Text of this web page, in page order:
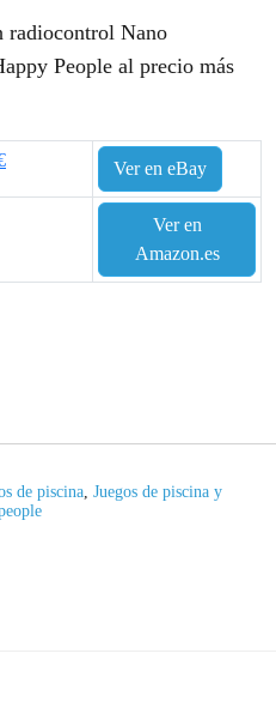
radiocontrol Nano
People al precio más
Ver en eBay
Ver en
Amazon.es
de piscina, Juegos de piscina y